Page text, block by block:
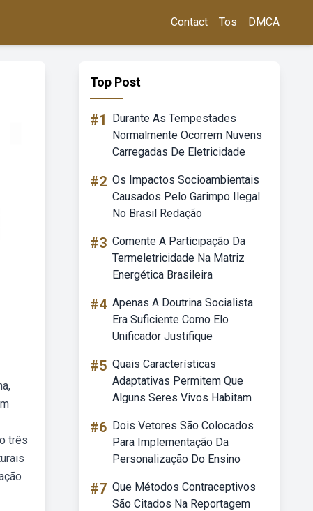
Contact Tos DMCA
três
Top Post
#1
Durante As Tempestades
Normalmente Ocorrem Nuvens
Carregadas De Eletricidade
#2 Os Impactos Socioambientais
Causados Pelo Garimpo Ilegal
No Brasil Redação
#3 Comente A Participação Da
Termeletricidade Na Matriz
Energética Brasileira
#4 Apenas A Doutrina Socialista
Era Suficiente Como Elo
Unificador Justifique
#5 Quais Características
Adaptativas Permitem Que
Alguns Seres Vivos Habitam
#6 Dois Vetores São Colocados
Para Implementação Da
Personalização Do Ensino
#7 Que Métodos Contraceptivos
São Citados Na Reportagem